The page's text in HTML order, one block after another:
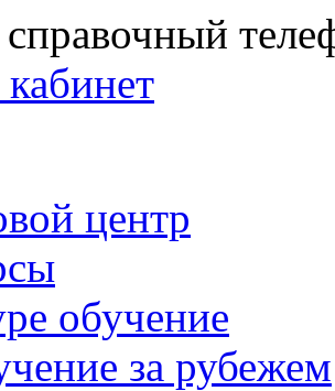
центр
обучение
за рубежем